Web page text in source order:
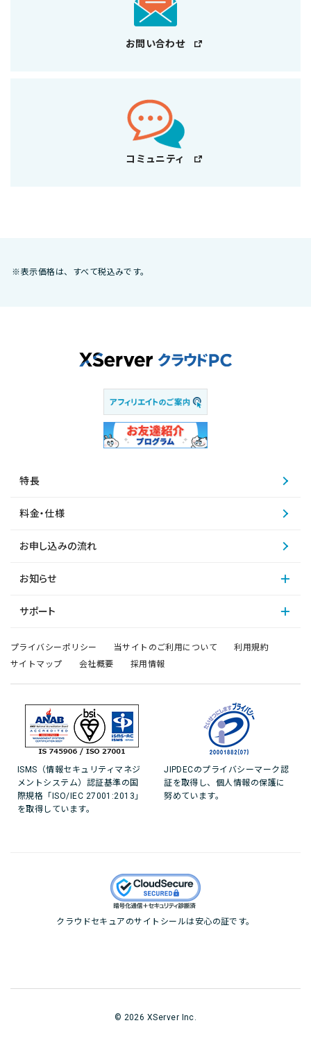
お問い合わせ
コミュニティ
※表示価格は、すべて税込みです。
特長
料金・仕様
お申し込みの流れ
お知らせ
サポート
プライバシーポリシー 当サイトのご利用について
利用規約
サイトマップ
会社概要 採用情報
ISMS（情報セキュリティマネジ
メントシステム）認証基準の国
際規格「ISO/IEC 27001:2013」
を取得しています。
JIPDECのプライバシーマーク認
証を取得し、個人情報の保護に
努めています。
クラウドセキュアのサイトシールは安心の証です。
© 2026 XServer Inc.